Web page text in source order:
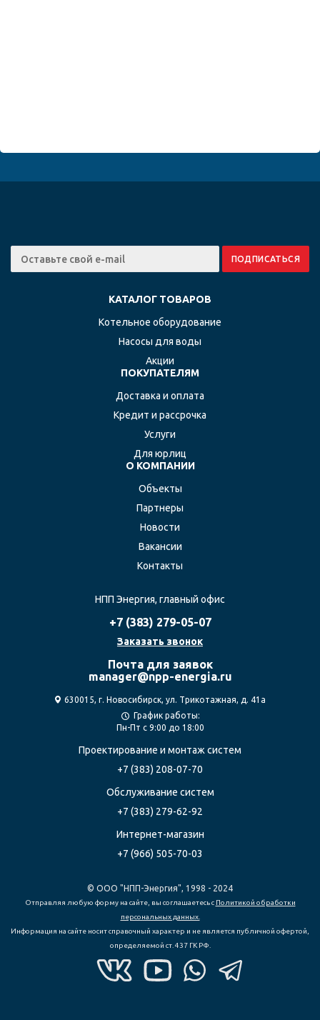
КАТАЛОГ ТОВАРОВ
Котельное оборудование
Насосы для воды
Акции
ПОКУПАТЕЛЯМ
Доставка и оплата
Кредит и рассрочка
Услуги
Для юрлиц
О КОМПАНИИ
Объекты
Партнеры
Новости
Вакансии
Контакты
Проектирование и монтаж систем
+7 (383) 208-07-70
Обслуживание систем
+7 (383) 279-62-92
Интернет-магазин
+7 (966) 505-70-03
НПП Энергия, главный офис
+7 (383) 279-05-07
Заказать звонок
Почта для заявок
manager@npp-energia.ru
630015, г. Новосибирск, ул. Трикотажная, д. 41а
График работы:
Пн-Пт с 9:00 до 18:00
© ООО "НПП-Энергия", 1998 - 2024
Отправляя любую форму на сайте, вы соглашаетесь с Политикой обработки
персональных данных.
Информация на сайте носит справочный характер и не является публичной офертой,
определяемой ст. 437 ГК РФ.